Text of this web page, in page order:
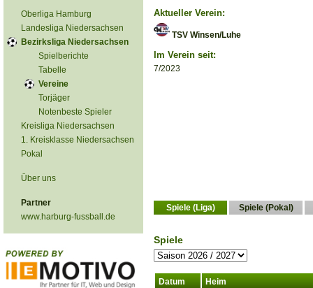
Oberliga Hamburg
Landesliga Niedersachsen
Bezirksliga Niedersachsen
Spielberichte
Tabelle
Vereine
Torjäger
Notenbeste Spieler
Kreisliga Niedersachsen
1. Kreisklasse Niedersachsen
Pokal
Über uns
Partner
www.harburg-fussball.de
Aktueller Verein:
TSV Winsen/Luhe
Im Verein seit:
7/2023
Spiele (Liga) Spiele (Pokal)
Spiele
Datum Heim